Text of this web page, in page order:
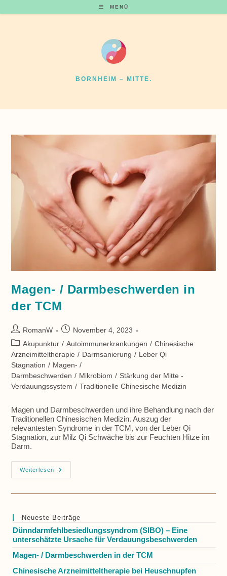
MENÜ
BORNHEIM – MITTE.
Magen- / Darmbeschwerden in
der TCM
Beitrags-
Autor:
RomanW
Beitrag
veröffentlicht:
November 4, 2023
Beitrags-
Kategorie:
Akupunktur / Autoimmunerkrankungen / Chinesische
Arzneimitteltherapie / Darmsanierung / Leber Qi
Stagnation / Magen- /
Darmbeschwerden / Mikrobiom / Stärkung der Mitte -
Verdauungssystem / Traditionelle Chinesische Medizin
Magen und Darmbeschwerden und ihre Behandlung nach der
Traditionellen Chinesischen Medizin. Auszug der
relevantesten Syndrome in der TCM, von der Leber Qi
Stagnation, zur Milz Qi Schwäche bis zur Feuchten Hitze im
Darm.
Weiterlesen
Magen-
/
Neueste Beiträge
Dünndarmfehlbesiedlungssyndrom (SIBO) – Eine
unterschätzte Ursache für Verdauungsbeschwerden
Magen- / Darmbeschwerden in der TCM
Chinesische Arzneimitteltherapie bei Heuschnupfen